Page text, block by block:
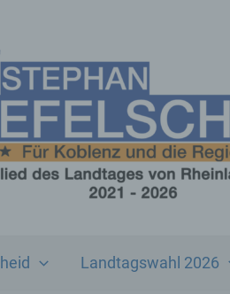
Landtagswahl 2026